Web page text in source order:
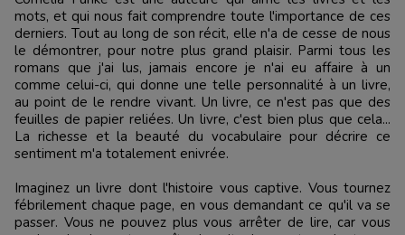
mots, et qui nous fait comprendre toute l'importance de ces
derniers. Tout au long de son récit, elle n'a de cesse de nous
le démontrer, pour notre plus grand plaisir. Parmi tous les
romans que j'ai lus, jamais encore je n'ai eu affaire à un
comme celui-ci, qui donne une telle personnalité à un livre,
au point de le rendre vivant. Un livre, ce n'est pas que des
feuilles de papier reliées. Un livre, c'est bien plus que cela...
La richesse et la beauté du vocabulaire pour décrire ce
sentiment m'a totalement enivrée.
Imaginez un livre dont l'histoire vous captive. Vous tournez
fébrilement chaque page, en vous demandant ce qu'il va se
passer. Vous ne pouvez plus vous arrêter de lire, car vous